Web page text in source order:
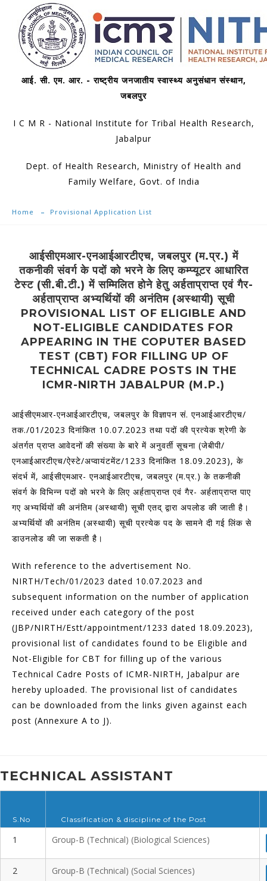
आई. सी. एम. आर. - राष्ट्रीय जनजातीय स्वास्थ्य अनुसंधान संस्थान,
जबलपुर
I C M R - National Institute for Tribal Health Research,
Jabalpur
Dept. of Health Research, Ministry of Health and
Family Welfare, Govt. of India
Home Provisional Application List
आईसीएमआर-एनआईआरटीएच, जबलपुर (म.प्र.) में
तकनीकी संवर्ग के पदों को भरने के लिए कम्‍प्‍यूटर आधारित
टेस्‍ट (सी.बी.टी.) में सम्मिलित होने हेतु अर्हताप्राप्‍त एवं गैर-
अर्हताप्राप्‍त अभ्‍यर्थियों की अनंतिम (अस्‍थायी) सूची
PROVISIONAL LIST OF ELIGIBLE AND
NOT-ELIGIBLE CANDIDATES FOR
APPEARING IN THE COPUTER BASED
TEST (CBT) FOR FILLING UP OF
TECHNICAL CADRE POSTS IN THE
ICMR-NIRTH JABALPUR (M.P.)
आईसीएमआर-एनआईआरटीएच, जबलपुर के विज्ञापन सं. एनआईआरटीएच/
तक./01/2023 दिनांकित 10.07.2023 तथा पदों की प्रत्‍येक श्रेणी के
अंतर्गत प्राप्‍त आवेदनों की संख्‍या के बारे में अनुवर्ती सूचना (जेबीपी/
एनआईआरटीएच/ऐस्‍टे/अप्‍वायंटमेंट/1233 दिनांक‍ित 18.09.2023), के
संदर्भ में, आईसीएमआर- एनआईआरटीएच, जबलपुर (म.प्र.) के तकनीकी
संवर्ग के विभिन्‍न पदों को भरने के लिए अर्हताप्राप्‍त एवं गैर- अर्हताप्राप्‍त पाए
गए अभ्‍यर्थियों की अनंतिम (अस्‍थायी) सूची एतद् द्वारा अपलोड की जाती है।
अभ्‍यर्थियों की अनंतिम (अस्‍थायी) सूची प्रत्‍येक पद के सामने दी गई लिंक से
डाउनलोड की जा सकती है।
With reference to the advertisement No.
NIRTH/Tech/01/2023 dated 10.07.2023 and
subsequent information on the number of application
received under each category of the post
(JBP/NIRTH/Estt/appointment/1233 dated 18.09.2023),
provisional list of candidates found to be Eligible and
Not-Eligible for CBT for filling up of the various
Technical Cadre Posts of ICMR-NIRTH, Jabalpur are
hereby uploaded. The provisional list of candidates
can be downloaded from the links given against each
post (Annexure A to J).
TECHNICAL ASSISTANT
S.No Classification & discipline of the Post
1 Group-B (Technical) (Biological Sciences)
2 Group-B (Technical) (Social Sciences)